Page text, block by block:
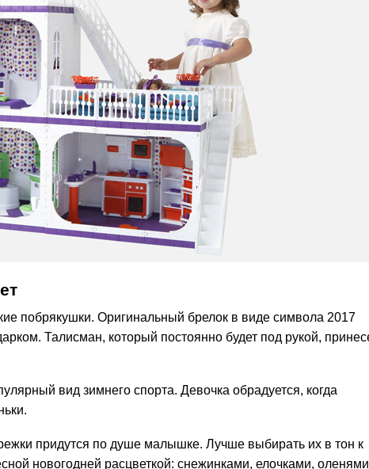
побрякушки. Оригинальный брелок в виде символа 2017
Талисман, который постоянно будет под рукой,
вид зимнего спорта. Девочка обрадуется, когда
придутся по душе малышке. Лучше выбирать их в тон к
новогодней расцветкой: снежинками, елочками,